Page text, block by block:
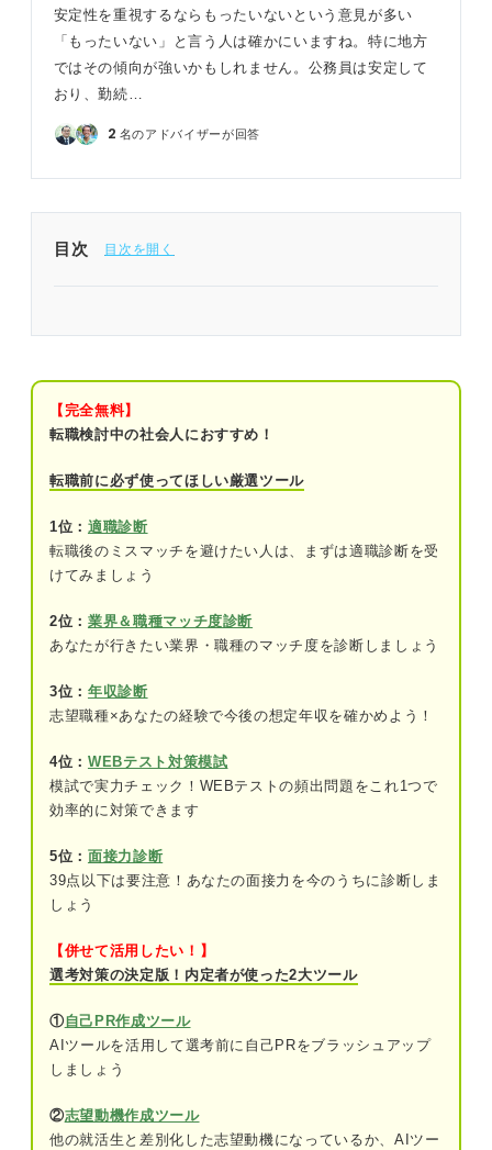
安定性を重視するならもったいないという意見が多い
「もったいない」と言う人は確かにいますね。特に地方
ではその傾向が強いかもしれません。公務員は安定して
おり、勤続…
2 名のアドバイザーが回答
目次
公務員を辞めてはいけない？ 実際に辞めた人の割
合
の特徴
②理不尽な要求の対応にストレスが溜まっ
③仕事が単調でつまらないと感じる
⑥人間関係に悩んでいる
めるメリット・デメリット
メリット①労働環境を改善できる可能性が
メリット②努力次第で収入アップに期待で
きる
メリット③働き方の選択肢が広がる
デメリット②民間企業への転職がうまくい
【完全無料】
転職検討中の社会人におすすめ！
転職前に必ず使ってほしい厳選ツール
1位： 適職診断
転職後のミスマッチを避けたい人は、まずは適職診断を受
けてみましょう
2位： 業界＆職種マッチ度診断
あなたが行きたい業界・職種のマッチ度を診断しましょう
3位： 年収診断
志望職種×あなたの経験で今後の想定年収を確かめよう！
4位： WEBテスト対策模試
模試で実力チェック！WEBテストの頻出問題をこれ1つで
効率的に対策できます
5位： 面接力診断
39点以下は要注意！あなたの面接力を今のうちに診断しま
しょう
【併せて活用したい！】
選考対策の決定版！内定者が使った2大ツール
①自己PR作成ツール
AIツールを活用して選考前に自己PRをブラッシュアップ
しましょう
②志望動機作成ツール
他の就活生と差別化した志望動機になっているか、AIツー
公務員を辞めたい理由を明確にして転職するべきか判断し
よう
公務員を辞めてはいけない？ 実際に辞めた人の割合
退職理由を明確にしよう！ 公務員を辞める人の6つの特徴
①組織の風土が古く相性が合わない
②理不尽な要求の対応にストレスが溜まっている
④仕事量や時間外労働が多く疲れてしまった
⑥人間関係に悩んでいる